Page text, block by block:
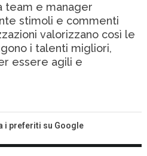
team e manager
stimoli e commenti
valorizzano così le
i talenti migliori,
essere agili e
i preferiti su Google